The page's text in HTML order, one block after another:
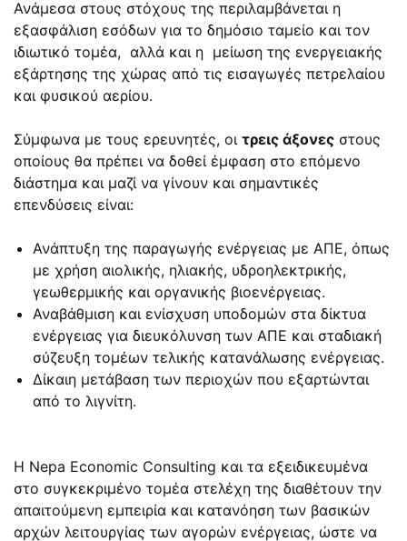
Ανάμεσα στους στόχους της περιλαμβάνεται η
εξασφάλιση εσόδων για το δημόσιο ταμείο και τον
ιδιωτικό τομέα, αλλά και η μείωση της ενεργειακής
εξάρτησης της χώρας από τις εισαγωγές πετρελαίου
και φυσικού αερίου.
Σύμφωνα με τους ερευνητές, οι τρεις άξονες στους
οποίους θα πρέπει να δοθεί έμφαση στο επόμενο
διάστημα και μαζί να γίνουν και σημαντικές
επενδύσεις είναι:
Ανάπτυξη της παραγωγής ενέργειας με ΑΠΕ, όπως
με χρήση αιολικής, ηλιακής, υδροηλεκτρικής,
γεωθερμικής και οργανικής βιοενέργειας.
Αναβάθμιση και ενίσχυση υποδομών στα δίκτυα
ενέργειας για διευκόλυνση των ΑΠΕ και σταδιακή
σύζευξη τομέων τελικής κατανάλωσης ενέργειας.
Δίκαιη μετάβαση των περιοχών που εξαρτώνται
από το λιγνίτη.
Η Nepa Economic Consulting και τα εξειδικευμένα
στο συγκεκριμένο τομέα στελέχη της διαθέτουν την
απαιτούμενη εμπειρία και κατανόηση των βασικών
αρχών λειτουργίας των αγορών ενέργειας, ώστε να